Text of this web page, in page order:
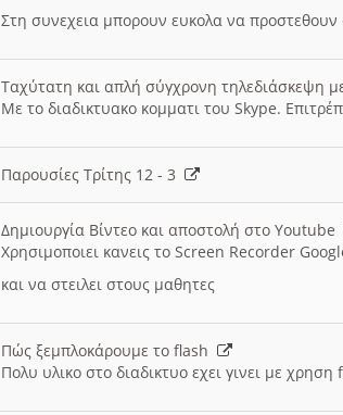
Στη συνεχεια μπορουν ευκολα να
Ταχύτατη και απλή σύγχρονη τηλεδιάσκεψη
Με το διαδικτυακο κομματι του Skype.
Παρουσίες Τρίτης 12 - 3
Δημιουργία Βίντεο και αποστολή στο
Χρησιμοποιει κανεις το Screen Recorder
και να στειλει στους μαθητες
Πώς ξεμπλοκάρουμε το flash
Πολυ υλικο στο διαδικτυο εχει γινει με χρηση